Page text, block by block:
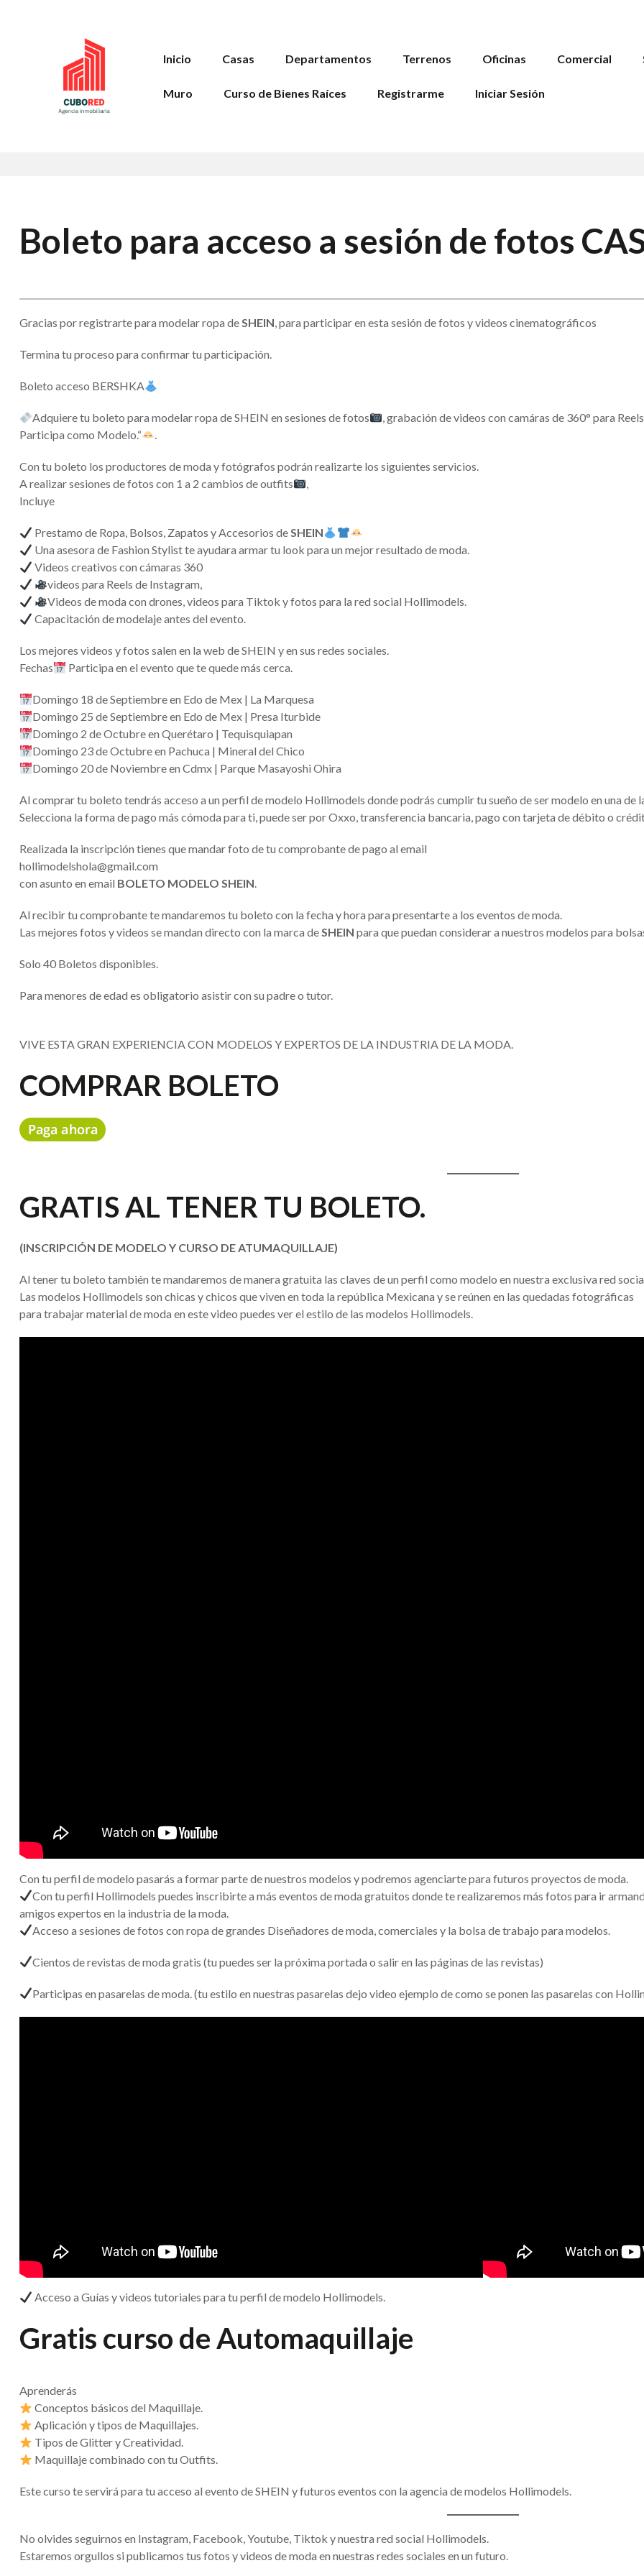
Inicio Casas Departamentos Terrenos Oficinas Comercial
Muro Curso de Bienes Raíces Registrarme Iniciar Sesión
Boleto para acceso a sesión de fotos
Gracias por registrarte para modelar ropa deSHEIN, para participar en esta sesión de fotos y videos cinematográficos
Termina tu proceso para confirmar tu participación.
Boleto acceso BERSHKA
Adquiere tu boleto para modelar ropa de SHEIN en sesiones de fotos
, grabación de videos con camáras de 360° para
Participa como Modelo.“
.
Con tu boleto los productores de moda y fotógrafos podrán realizarte los siguientes servicios.
A realizar sesiones de fotos con 1 a 2 cambios de outfits
,
Incluye
Prestamo de Ropa, Bolsos, Zapatos y Accesorios deSHEIN
Una asesora de Fashion Stylist te ayudara armar tu look para un mejor resultado de moda.
Videos creativos con cámaras 360
videos para Reels de Instagram,
Videos de moda con drones, videos para Tiktok y fotos para la red social Hollimodels.
Capacitación de modelaje antes del evento.
Los mejores videos y fotos salen en la web de SHEIN y en sus redes sociales.
Fechas
Participa en el evento que te quede más cerca.
Domingo 18 de Septiembre en Edo de Mex | La Marquesa
Domingo 25 de Septiembre en Edo de Mex | Presa Iturbide
Domingo 2 de Octubre en Querétaro | Tequisquiapan
Domingo 23 de Octubre en Pachuca | Mineral del Chico
Domingo 20 de Noviembre en Cdmx | Parque Masayoshi Ohira
Al comprar tu boleto tendrás acceso a un perfil de modelo Hollimodels donde podrás cumplir tu sueño de ser modelo en una de
Selecciona la forma de pago más cómoda para ti, puede ser por Oxxo, transferencia bancaria, pago con tarjeta de débito o
Realizada la inscripción tienes que mandar foto de tu comprobante de pago al email
hollimodelshola@gmail.com
con asunto en email BOLETO MODELO SHEIN.
Al recibir tu comprobante te mandaremos tu boleto con la fecha y hora para presentarte a los eventos de moda.
Las mejores fotos y videos se mandan directo con la marca deSHEIN para que puedan considerar a nuestros modelos para
Solo 40 Boletos disponibles.
Para menores de edad es obligatorio asistir con su padre o tutor.
VIVE ESTA GRAN EXPERIENCIA CON MODELOS Y EXPERTOS DE LA INDUSTRIA DE LA MODA.
COMPRAR BOLETO
GRATIS AL TENER TU BOLETO.
(INSCRIPCIÓN DE MODELO Y CURSO DE ATUMAQUILLAJE)
Al tener tu boleto también te mandaremos de manera gratuita las claves de un perfil como modelo en nuestra exclusiva red
Las modelos Hollimodels son chicas y chicos que viven en toda la república Mexicana y se reúnen en las quedadas fotográficas
para trabajar material de moda en este video puedes ver el estilo de las modelos Hollimodels.
Con tu perfil de modelo pasarás a formar parte de nuestros modelos y podremos agenciarte para futuros proyectos de moda.
Con tu perfil Hollimodels puedes inscribirte a más eventos de moda gratuitos donde te realizaremos más fotos para ir
amigos expertos en la industria de la moda.
Acceso a sesiones de fotos con ropa de grandes Diseñadores de moda, comerciales y la bolsa de trabajo para modelos.
Cientos de revistas de moda gratis (tu puedes ser la próxima portada o salir en las páginas de las revistas)
Participas en pasarelas de moda. (tu estilo en nuestras pasarelas dejo video ejemplo de como se ponen las pasarelas con
Acceso a Guías y videos tutoriales para tu perfil de modelo Hollimodels.
Gratis curso de Automaquillaje
Aprenderás
Conceptos básicos del Maquillaje.
Aplicación y tipos de Maquillajes.
Tipos de Glitter y Creatividad.
Maquillaje combinado con tu Outfits.
Este curso te servirá para tu acceso al evento de SHEIN y futuros eventos con la agencia de modelos Hollimodels.
No olvides seguirnos en Instagram, Facebook, Youtube, Tiktok y nuestra red social Hollimodels.
Estaremos orgullos si publicamos tus fotos y videos de moda en nuestras redes sociales en un futuro.